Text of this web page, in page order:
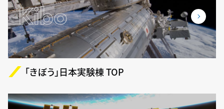
Kibo
「きぼう」日本実験棟 TOP